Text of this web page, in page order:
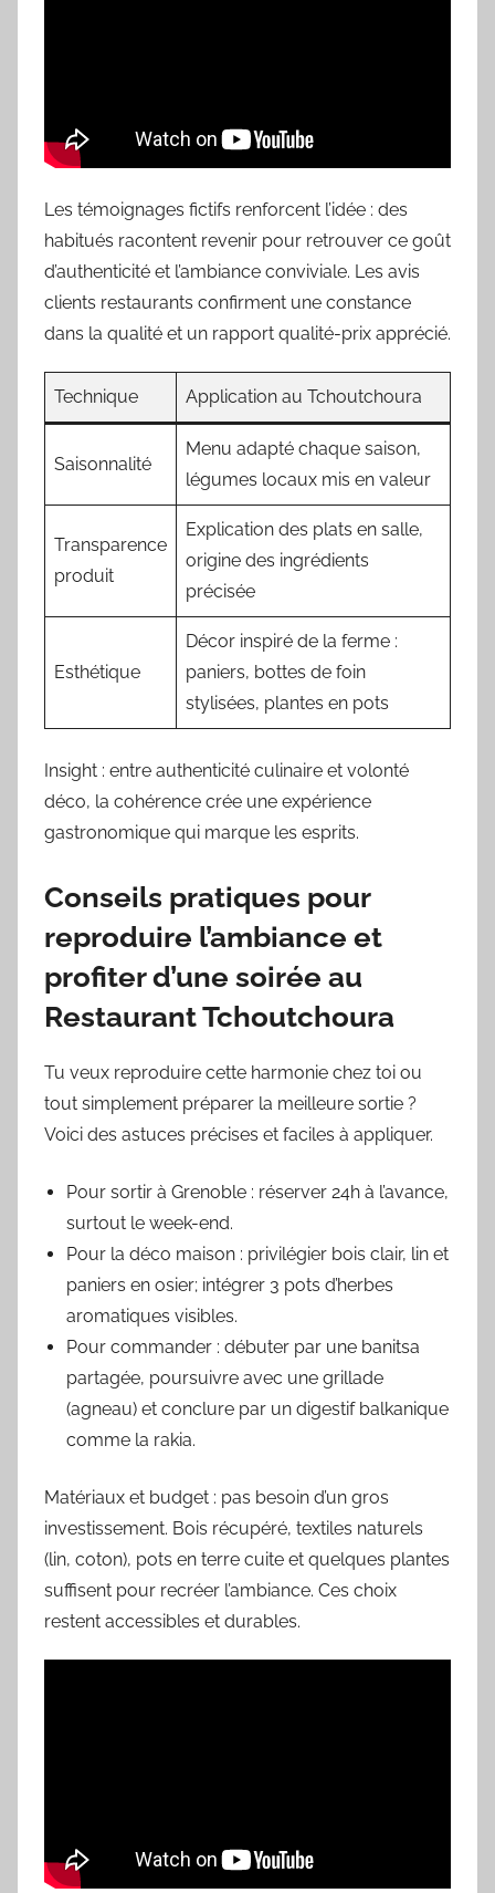
Les témoignages fictifs renforcent l’idée : des
habitués racontent revenir pour retrouver ce goût
d’authenticité et l’ambiance conviviale. Les avis
clients restaurants confirment une constance
dans la qualité et un rapport qualité-prix apprécié.
Technique Application au Tchoutchoura
Saisonnalité
Menu adapté chaque saison,
légumes locaux mis en valeur
Transparence
produit
Explication des plats en salle,
origine des ingrédients
précisée
Esthétique
Décor inspiré de la ferme :
paniers, bottes de foin
stylisées, plantes en pots
Insight : entre authenticité culinaire et volonté
déco, la cohérence crée une expérience
gastronomique qui marque les esprits.
Conseils pratiques pour
reproduire l’ambiance et
profiter d’une soirée au
Restaurant Tchoutchoura
Tu veux reproduire cette harmonie chez toi ou
tout simplement préparer la meilleure sortie ?
Voici des astuces précises et faciles à appliquer.
Pour sortir à Grenoble : réserver 24h à l’avance,
surtout le week-end.
Pour la déco maison : privilégier bois clair, lin et
paniers en osier; intégrer 3 pots d’herbes
aromatiques visibles.
Pour commander : débuter par une banitsa
partagée, poursuivre avec une grillade
(agneau) et conclure par un digestif balkanique
comme la rakia.
Matériaux et budget : pas besoin d’un gros
investissement. Bois récupéré, textiles naturels
(lin, coton), pots en terre cuite et quelques plantes
suffisent pour recréer l’ambiance. Ces choix
restent accessibles et durables.